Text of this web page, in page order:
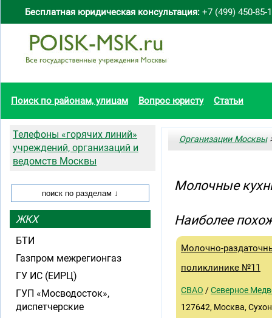
Бесплатная юридическая консультация: +7 (499) 450-85-
Поиск по районам, улицам Вопрос юристу Статьи
Организации Москвы
Молочные
Наиболее
Молочно-
поликлинике №11
СВАО /Северное
127642, Москва,
Телефоны «горячих линий»
учреждений, организаций и
ведомств Москвы
ЖКХ
БТИ
Газпром межрегионгаз
ГУ ИС (ЕИРЦ)
ГУП «Мосводосток»,
диспетчерские